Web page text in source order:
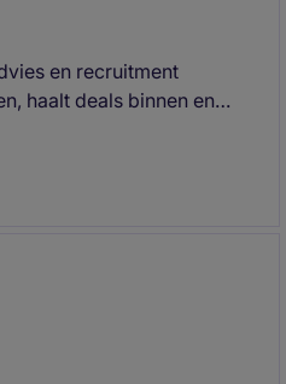
en recruitment
haalt deals binnen en